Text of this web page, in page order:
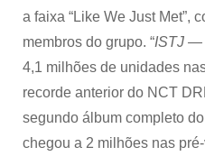
a faixa “Like We Just Met”,
membros do grupo. “ISTJ —
4,1 milhões de unidades
recorde anterior do NCT
segundo álbum completo
chegou a 2 milhões nas